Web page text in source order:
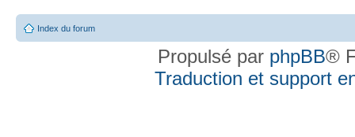
Index du forum
Propulsé par phpBB®
Traduction et support